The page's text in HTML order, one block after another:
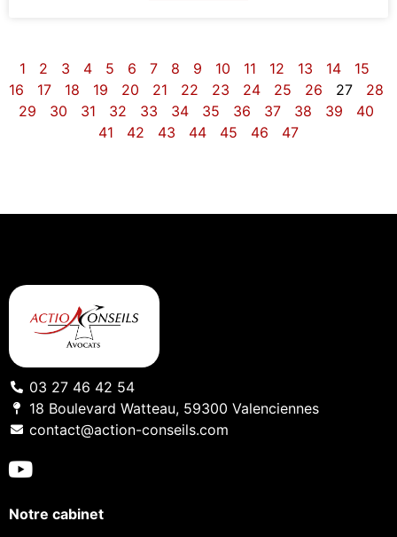
1 2 3 4 5 6 7 8 9 10 11 12 13 14
15
16
17 18 19 20 21 22 23 24 25 26 27
28
29
30 31 32 33 34 35 36 37 38 39
40
41
42 43 44 45 46 47
03 27 46 42 54
18 Boulevard Watteau, 59300 Valenciennes
contact@action-conseils.com
Notre cabinet